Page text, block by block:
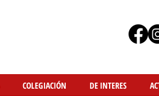
COLEGIACIÓN DE INTERES